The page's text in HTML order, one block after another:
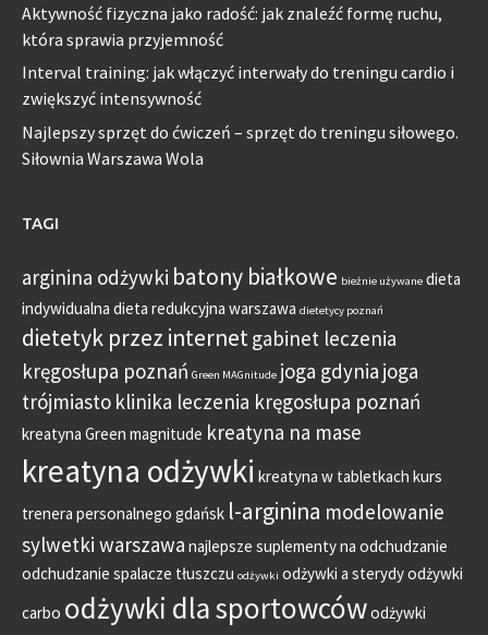
Aktywność fizyczna jako radość: jak znaleźć formę ruchu,
która sprawia przyjemność
Interval training: jak włączyć interwały do treningu cardio i
zwiększyć intensywność
Najlepszy sprzęt do ćwiczeń – sprzęt do treningu siłowego.
Siłownia Warszawa Wola
TAGI
arginina odżywki batony białkowe bieżnie używane dieta
indywidualna dieta redukcyjna warszawa dietetycy poznań
dietetyk przez internetgabinet leczenia
kręgosłupa poznań Green MAGnitude joga gdynia joga
trójmiasto klinika leczenia kręgosłupa poznań
kreatyna Green magnitude kreatyna na mase
kreatyna odżywki kreatyna w tabletkach kurs
trenera personalnego gdańsk l-arginina modelowanie
sylwetki warszawa najlepsze suplementy na odchudzanie
odchudzanie spalacze tłuszczu odżywki odżywki a sterydyodżywki
carbo odżywki dla sportowcówodżywki